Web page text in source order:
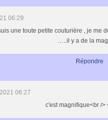
06:29
une toute petite couturière , je
…..il y a de la
Répondre
06:27
c'est magnifique<br />